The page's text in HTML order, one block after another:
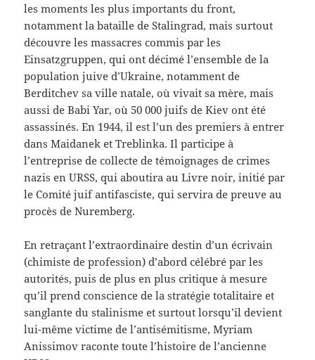
les moments les plus importants du front,
notamment la bataille de Stalingrad, mais surtout
découvre les massacres commis par les
Einsatzgruppen, qui ont décimé l’ensemble de la
population juive d’Ukraine, notamment de
Berditchev sa ville natale, où vivait sa mère, mais
aussi de Babi Yar, où 50 000 juifs de Kiev ont été
assassinés. En 1944, il est l’un des premiers à entrer
dans Maidanek et Treblinka. Il participe à
l’entreprise de collecte de témoignages de crimes
nazis en URSS, qui aboutira au Livre noir, initié par
le Comité juif antifasciste, qui servira de preuve au
procès de Nuremberg.
En retraçant l’extraordinaire destin d’un écrivain
(chimiste de profession) d’abord célébré par les
autorités, puis de plus en plus critique à mesure
qu’il prend conscience de la stratégie totalitaire et
sanglante du stalinisme et surtout lorsqu’il devient
lui-même victime de l’antisémitisme, Myriam
Anissimov raconte toute l’histoire de l’ancienne